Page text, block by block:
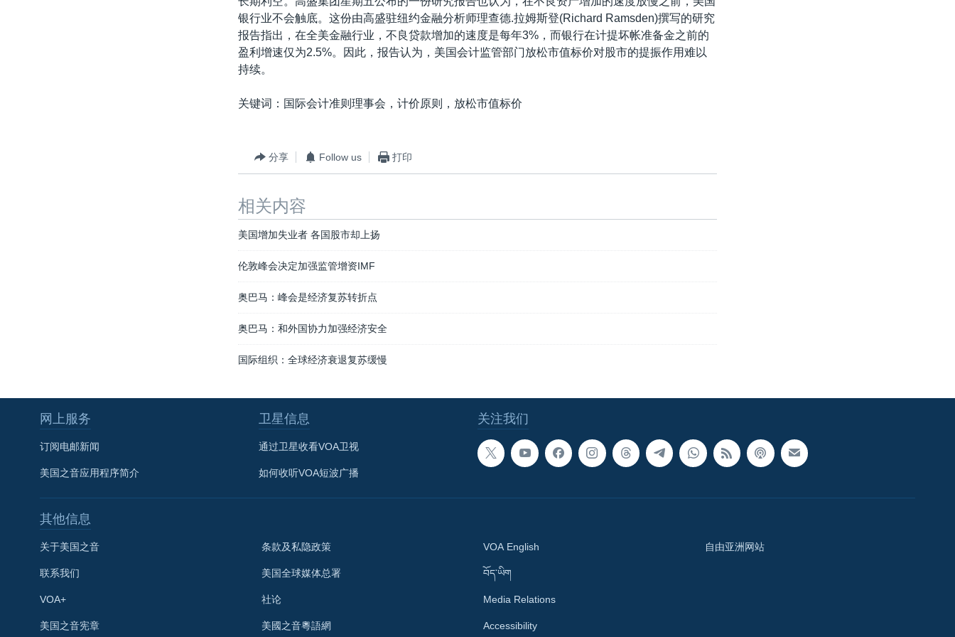
关注我们
银行业不会触底。这份由高盛驻纽约金融分析师理查德.拉姆斯登(Richard Ramsden)撰写的研究
报告指出，在全美金融行业，不良贷款增加的速度是每年3%，而银行在计提坏帐准备金之前的
盈利增速仅为2.5%。因此，报告认为，美国会计监管部门放松市值标价对股市的提振作用难以
持续。
关键词：国际会计准则理事会，计价原则，放松市值标价
分享 Follow us 打印
相关内容
美国增加失业者 各国股市却上扬
伦敦峰会决定加强监管增资IMF
奥巴马：峰会是经济复苏转折点
奥巴马：和外国协力加强经济安全
国际组织：全球经济衰退复苏缓慢
关注我们
网上服务
订阅电邮新闻
美国之音应用程序简介
卫星信息
通过卫星收看VOA卫视
如何收听VOA短波广播
其他信息
关于美国之音
联系我们
VOA+
美国之音宪章
条款及私隐政策
美国全球媒体总署
社论
美國之音粵語網
VOA English
བོད་ཡིག
Media Relations
Accessibility
自由亚洲网站